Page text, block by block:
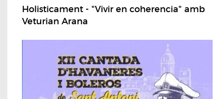
Holisticament - "Vivir en coherencia" amb
Veturian Arana